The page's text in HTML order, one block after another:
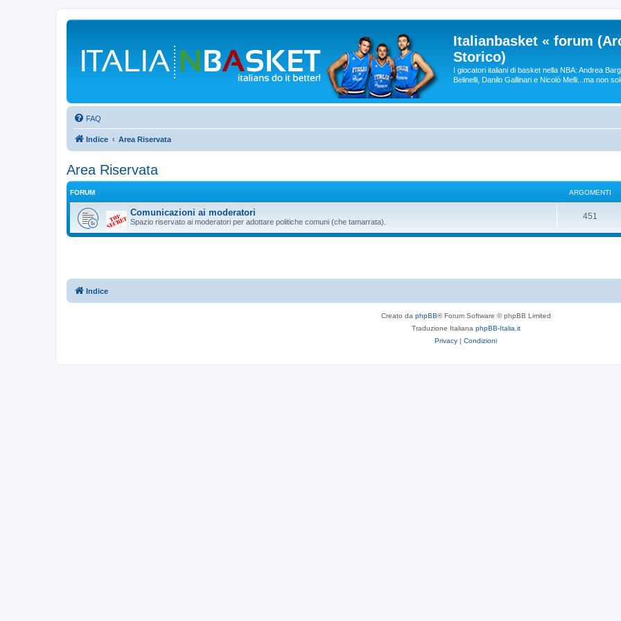
Italianbasket « forum
Storico)
I giocatori italiani di basket nella NBA: Andrea
Belinelli, Danilo Gallinari e Nicolò Melli...ma non
FAQ
Indice Area Riservata
Area Riservata
FORUM ARGOMENTI
Comunicazioni ai moderatori
Spazio riservato ai moderatori per adottare politiche comuni (che tamarrata).
451
Indice
Creato da phpBB® Forum Software © phpBB Limited
Traduzione Italiana phpBB-Italia.it
Privacy | Condizioni